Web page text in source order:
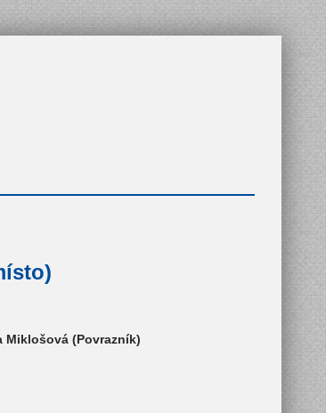
Miklošová (Povrazník)